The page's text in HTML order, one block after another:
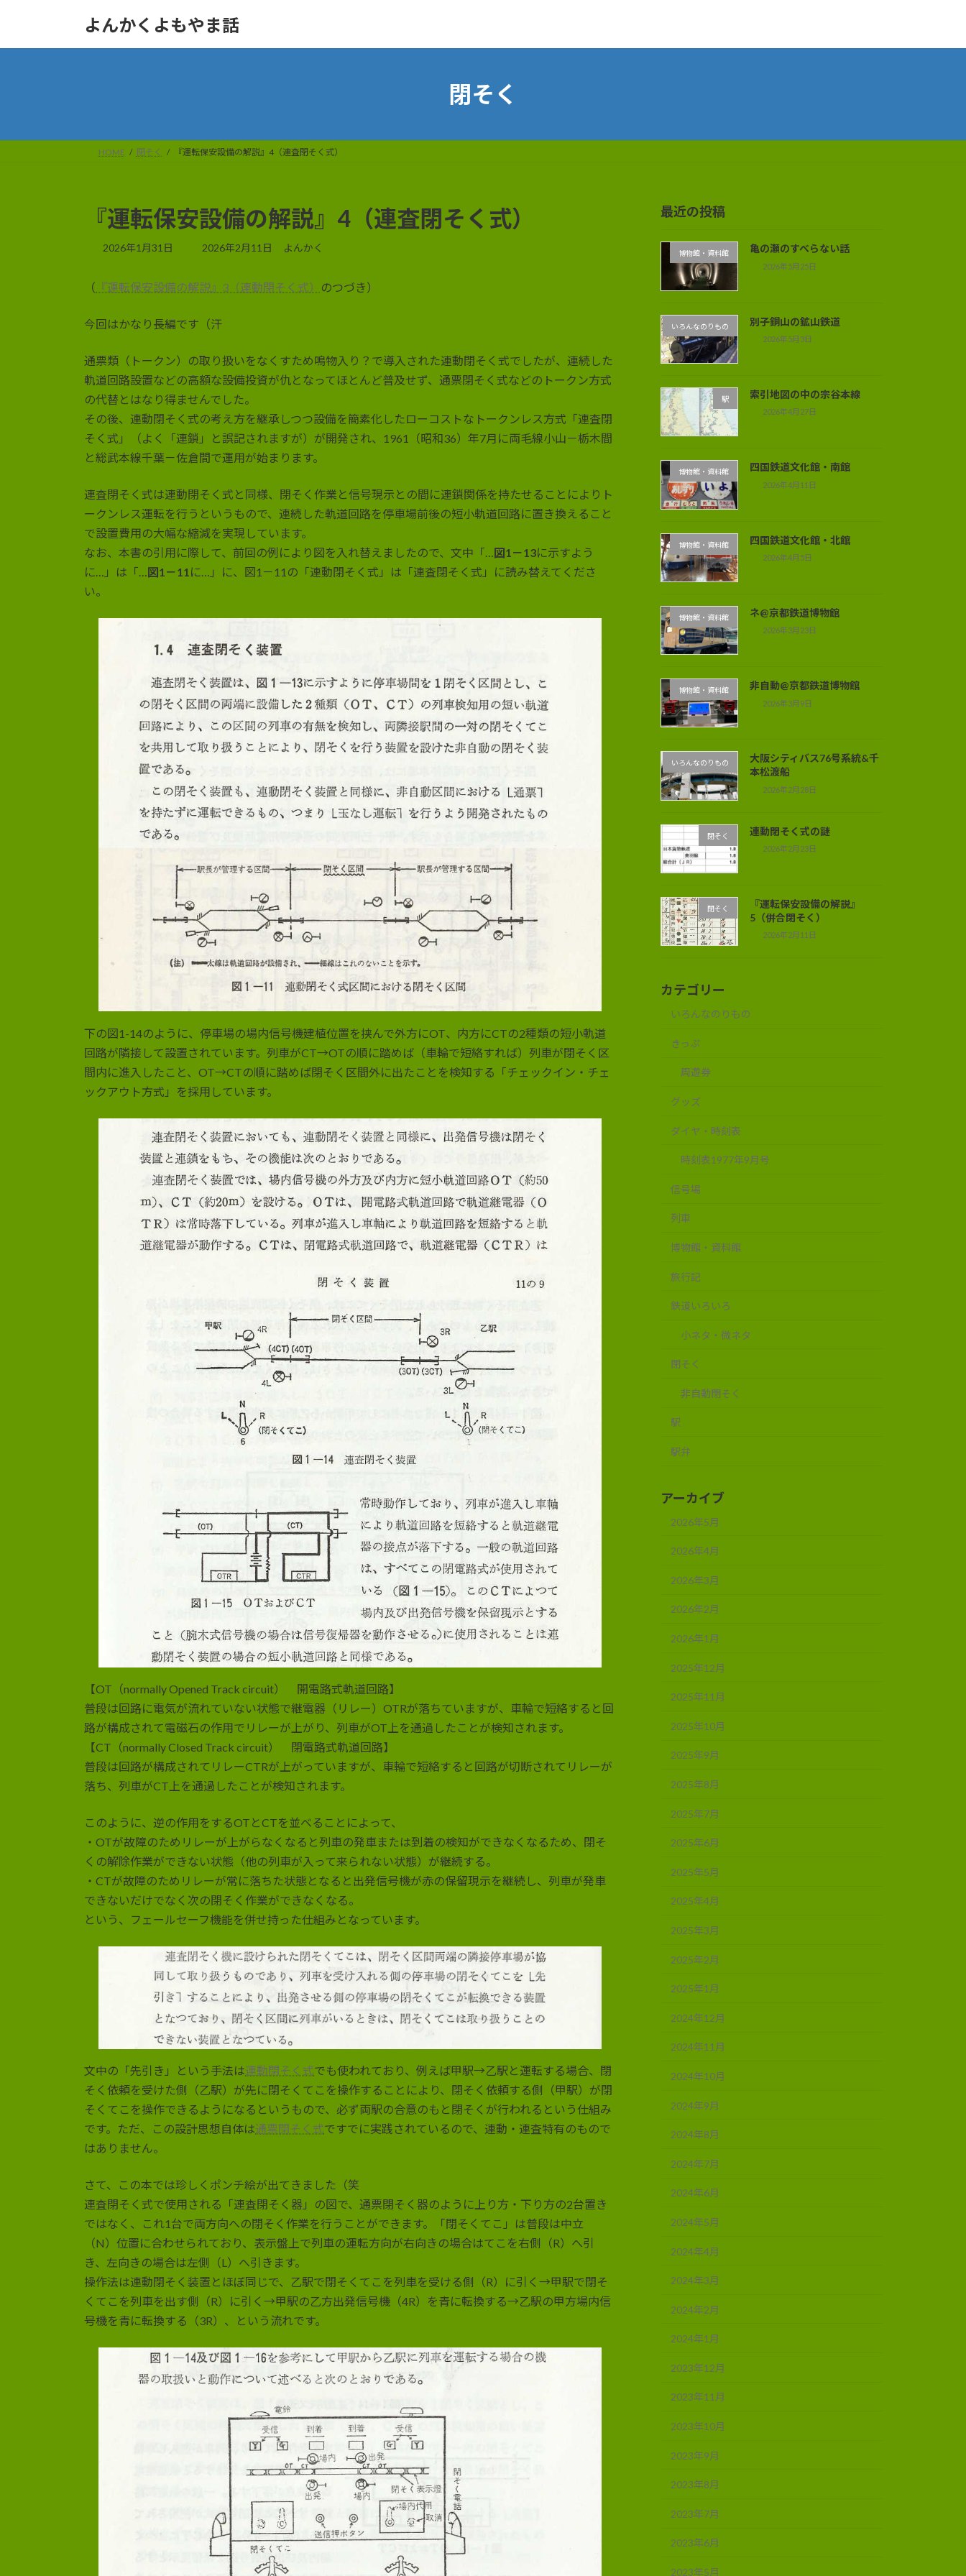
よんかくよもやま話
閉そく
HOME 閉そく 『運転保安設備の解説』4（連査閉そく式）
『運転保安設備の解説』4（連査閉そく式）
2026年1月31日
最
新
時
2026年2月11日 よんかく
（ 『運転保安設備の解説』3（連動閉そく式） のつづき）
今回はかなり長編です（汗
通票類（トークン）の取り扱いをなくすため鳴物入り？で導入された連動閉そく式でしたが、連続した
軌道回路設置などの高額な設備投資が仇となってほとんど普及せず、通票閉そく式などのトークン方式
の代替とはなり得ませんでした。
その後、連動閉そく式の考え方を継承しつつ設備を簡素化したローコストなトークンレス方式「連査閉
そく式」（よく「連鎖」と誤記されますが）が開発され、1961（昭和36）年7月に両毛線小山－栃木間
と総武本線千葉－佐倉間で運用が始まります。
連査閉そく式は連動閉そく式と同様、閉そく作業と信号現示との間に連鎖関係を持たせることによりト
ークンレス運転を行うというもので、連続した軌道回路を停車場前後の短小軌道回路に置き換えること
で設置費用の大幅な縮減を実現しています。
なお、本書の引用に際して、前回の例により図を入れ替えましたので、文中「… 図1－13に示すよう
に…」は「… 図1－11 に…」に、図1－11の「連動閉そく式」は「連査閉そく式」に読み替えてくださ
い。
下の図1-14のように、停車場の場内信号機建植位置を挟んで外方にOT、内方にCTの2種類の短小軌道
回路が隣接して設置されています。列車がCT→OTの順に踏めば（車輪で短絡すれば）列車が閉そく区
間内に進入したこと、OT→CTの順に踏めば閉そく区間外に出たことを検知する「チェックイン・チェ
ックアウト方式」を採用しています。
【OT（normally Opened Track circuit） 開電路式軌道回路】
普段は回路に電気が流れていない状態で継電器（リレー）OTRが落ちていますが、車輪で短絡すると回
路が構成されて電磁石の作用でリレーが上がり、列車がOT上を通過したことが検知されます。
【CT（normally Closed Track circuit） 閉電路式軌道回路】
普段は回路が構成されてリレーCTRが上がっていますが、車輪で短絡すると回路が切断されてリレーが
落ち、列車がCT上を通過したことが検知されます。
このように、逆の作用をするOTとCTを並べることによって、
・OTが故障のためリレーが上がらなくなると列車の発車または到着の検知ができなくなるため、閉そ
くの解除作業ができない状態（他の列車が入って来られない状態）が継続する。
・CTが故障のためリレーが常に落ちた状態となると出発信号機が赤の保留現示を継続し、列車が発車
できないだけでなく次の閉そく作業ができなくなる。
という、フェールセーフ機能を併せ持った仕組みとなっています。
文中の「先引き」という手法は連動閉そく式でも使われており、例えば甲駅→乙駅と運転する場合、閉
そく依頼を受けた側（乙駅）が先に閉そくてこを操作することにより、閉そく依頼する側（甲駅）が閉
そくてこを操作できるようになるというもので、必ず両駅の合意のもと閉そくが行われるという仕組み
です。ただ、この設計思想自体は通票閉そく式ですでに実践されているので、連動・連査特有のもので
はありません。
さて、この本では珍しくポンチ絵が出てきました（笑
連査閉そく式で使用される「連査閉そく器」の図で、通票閉そく器のように上り方・下り方の2台置き
ではなく、これ1台で両方向への閉そく作業を行うことができます。「閉そくてこ」は普段は中立
（N）位置に合わせられており、表示盤上で列車の運転方向が右向きの場合はてこを右側（R）へ引
き、左向きの場合は左側（L）へ引きます。
操作法は連動閉そく装置とほぼ同じで、乙駅で閉そくてこを列車を受ける側（R）に引く→甲駅で閉そ
くてこを列車を出す側（R）に引く→甲駅の乙方出発信号機（4R）を青に転換する→乙駅の甲方場内信
号機を青に転換する（3R）、という流れです。
最近の投稿
博物館・資料館 亀の瀬のすべらない話
2026年5月25日
いろんなのりもの 別子銅山の鉱山鉄道
2026年5月3日
駅 索引地図の中の宗谷本線
2026年4月27日
博物館・資料館 四国鉄道文化館・南館
2026年4月11日
博物館・資料館 四国鉄道文化館・北館
2026年4月5日
博物館・資料館 ネ@京都鉄道博物館
2026年3月23日
博物館・資料館 非自動@京都鉄道博物館
2026年3月9日
いろんなのりもの
大阪シティバス76号系統&千
本松渡船
2026年2月28日
閉そく 連動閉そく式の謎
2026年2月23日
閉そく
『運転保安設備の解説』
5（併合閉そく）
2026年2月11日
カテゴリー
いろんなのりもの
きっぷ
周遊券
グッズ
ダイヤ・時刻表
時刻表1977年9月号
信号場
列車
博物館・資料館
旅行記
鉄道いろいろ
小ネタ・微ネタ
閉そく
非自動閉そく
駅
駅弁
アーカイブ
2026年5月
2026年4月
2026年3月
2026年2月
2026年1月
2025年12月
2025年11月
2025年10月
2025年9月
2025年8月
2025年7月
2025年6月
2025年5月
2025年4月
2025年3月
2025年2月
2025年1月
2024年12月
2024年11月
2024年10月
2024年9月
2024年8月
2024年7月
2024年6月
2024年5月
2024年4月
2024年3月
2024年2月
2024年1月
2023年12月
2023年11月
2023年10月
2023年9月
2023年8月
2023年7月
2023年6月
2023年5月